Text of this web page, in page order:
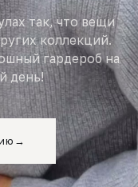
так, что вещи
коллекций.
гардероб на
день!
→